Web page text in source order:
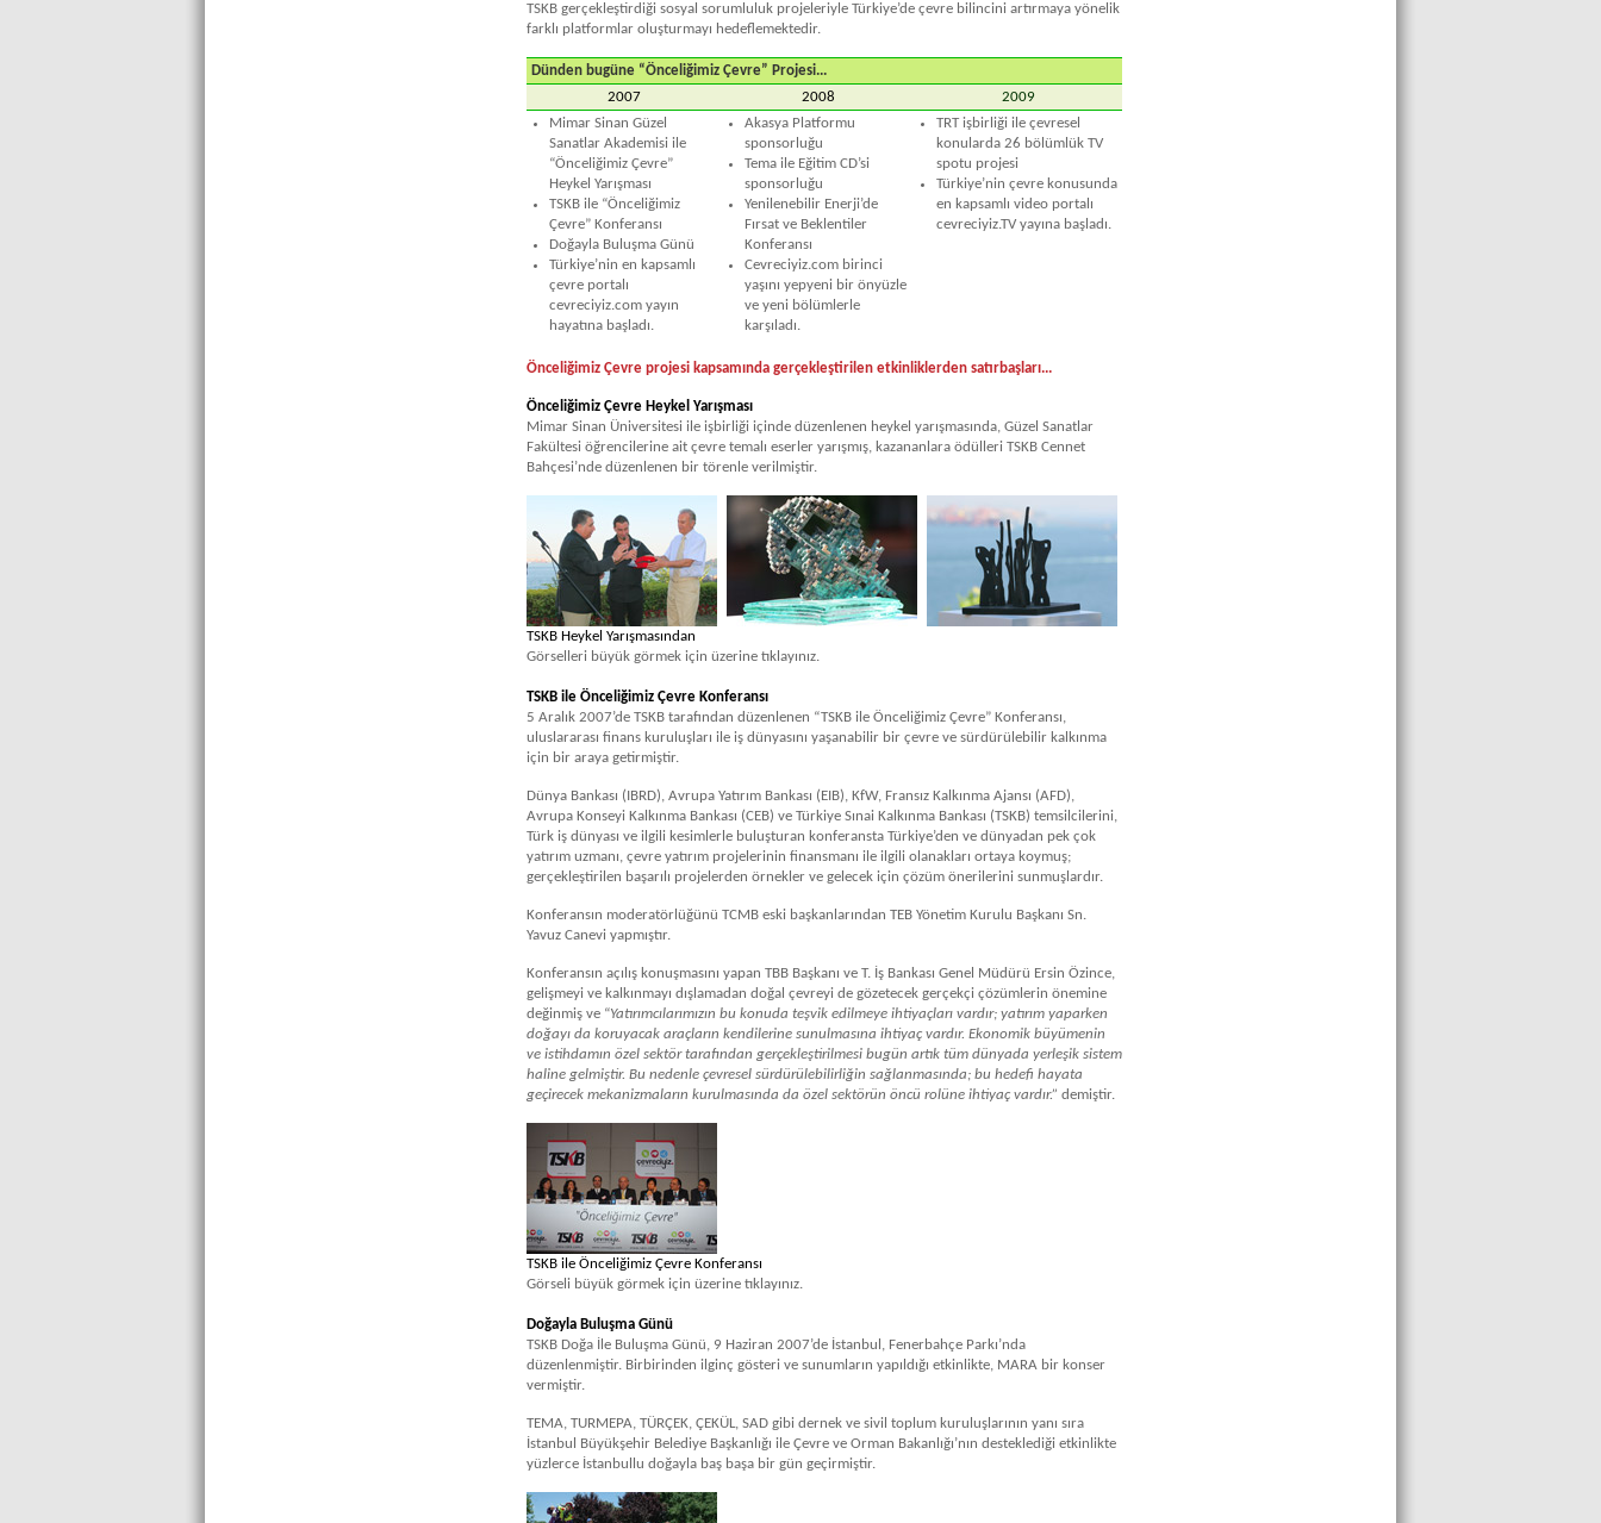
TSKB gerçekleştirdiği sosyal sorumluluk projeleriyle Türkiye’de çevre bilincini artırmaya yönelik
farklı platformlar oluşturmayı hedeflemektedir.
Dünden bugüne “Önceliğimiz Çevre” Projesi...
2007
2008
2009
Mimar Sinan Güzel
Sanatlar Akademisi ile
“Önceliğimiz Çevre”
Heykel Yarışması
TSKB ile “Önceliğimiz
Çevre” Konferansı
Doğayla Buluşma Günü
Türkiye’nin en kapsamlı
çevre portalı
cevreciyiz.com yayın
hayatına başladı.
Akasya Platformu
sponsorluğu
Tema ile Eğitim CD’si
sponsorluğu
Yenilenebilir Enerji’de
Fırsat ve Beklentiler
Konferansı
Cevreciyiz.com birinci
yaşını yepyeni bir önyüzle
ve yeni bölümlerle
karşıladı.
TRT işbirliği ile çevresel
konularda 26 bölümlük TV
spotu projesi
Türkiye’nin çevre konusunda
en kapsamlı video portalı
cevreciyiz.TV yayına başladı.
Önceliğimiz Çevre projesi kapsamında gerçekleştirilen etkinliklerden satırbaşları...
Önceliğimiz Çevre Heykel Yarışması
Mimar Sinan Üniversitesi ile işbirliği içinde düzenlenen heykel yarışmasında, Güzel Sanatlar
Fakültesi öğrencilerine ait çevre temalı eserler yarışmış, kazananlara ödülleri TSKB Cennet
Bahçesi’nde düzenlenen bir törenle verilmiştir.
TSKB Heykel Yarışmasından
Görselleri büyük görmek için üzerine tıklayınız.
TSKB ile Önceliğimiz Çevre Konferansı
5 Aralık 2007’de TSKB tarafından düzenlenen “TSKB ile Önceliğimiz Çevre” Konferansı,
uluslararası finans kuruluşları ile iş dünyasını yaşanabilir bir çevre ve sürdürülebilir kalkınma
için bir araya getirmiştir.
Dünya Bankası (IBRD), Avrupa Yatırım Bankası (EIB), KfW, Fransız Kalkınma Ajansı (AFD),
Avrupa Konseyi Kalkınma Bankası (CEB) ve Türkiye Sınai Kalkınma Bankası (TSKB) temsilcilerini,
Türk iş dünyası ve ilgili kesimlerle buluşturan konferansta Türkiye’den ve dünyadan pek çok
yatırım uzmanı, çevre yatırım projelerinin finansmanı ile ilgili olanakları ortaya koymuş;
gerçekleştirilen başarılı projelerden örnekler ve gelecek için çözüm önerilerini sunmuşlardır.
Konferansın moderatörlüğünü TCMB eski başkanlarından TEB Yönetim Kurulu Başkanı Sn.
Yavuz Canevi yapmıştır.
Konferansın açılış konuşmasını yapan TBB Başkanı ve T. İş Bankası Genel Müdürü Ersin Özince,
gelişmeyi ve kalkınmayı dışlamadan doğal çevreyi de gözetecek gerçekçi çözümlerin önemine
değinmiş ve “Yatırımcılarımızın bu konuda teşvik edilmeye ihtiyaçları vardır; yatırım yaparken
doğayı da koruyacak araçların kendilerine sunulmasına ihtiyaç vardır. Ekonomik büyümenin
ve istihdamın özel sektör tarafından gerçekleştirilmesi bugün artık tüm dünyada yerleşik sistem
haline gelmiştir. Bu nedenle çevresel sürdürülebilirliğin sağlanmasında; bu hedefi hayata
geçirecek mekanizmaların kurulmasında da özel sektörün öncü rolüne ihtiyaç vardır.” demiştir.
TSKB ile Önceliğimiz Çevre Konferansı
Görseli büyük görmek için üzerine tıklayınız.
Doğayla Buluşma Günü
TSKB Doğa İle Buluşma Günü, 9 Haziran 2007’de İstanbul, Fenerbahçe Parkı’nda
düzenlenmiştir. Birbirinden ilginç gösteri ve sunumların yapıldığı etkinlikte, MARA bir konser
vermiştir.
TEMA, TURMEPA, TÜRÇEK, ÇEKÜL, SAD gibi dernek ve sivil toplum kuruluşlarının yanı sıra
İstanbul Büyükşehir Belediye Başkanlığı ile Çevre ve Orman Bakanlığı’nın desteklediği etkinlikte
yüzlerce İstanbullu doğayla baş başa bir gün geçirmiştir.